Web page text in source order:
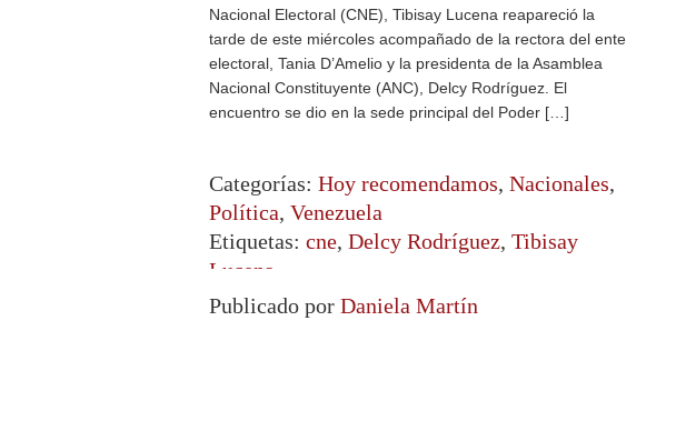
Nacional Electoral (CNE), Tibisay Lucena reapareció la
tarde de este miércoles acompañado de la rectora del ente
electoral, Tania D’Amelio y la presidenta de la Asamblea
Nacional Constituyente (ANC), Delcy Rodríguez. El
encuentro se dio en la sede principal del Poder […]
Categorías: Hoy recomendamos, Nacionales,
Política, Venezuela
Etiquetas: cne, Delcy Rodríguez, Tibisay
Lucena
Publicado por Daniela Martín